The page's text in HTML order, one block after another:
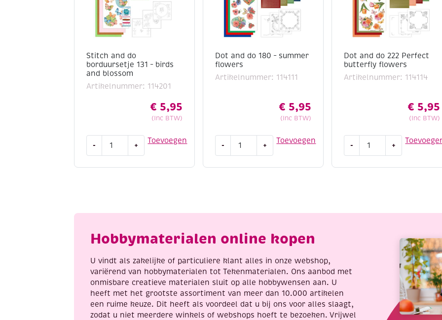
Stitch and do
borduursetje 131 – birds
and blossom
Artikelnummer: 114201
€ 5,95
(Inc BTW)
Toevoegen
-
and
aantal
+
Dot and do 180 – summer
flowers
Artikelnummer: 114111
€ 5,95
(Inc BTW)
Toevoegen
-
aantal
+
Dot and do 222 Perfect
butterfly flowers
Artikelnummer: 114114
€ 5,95
(Inc BTW)
-
aantal
+
Hobbymaterialen online kopen
U vindt als zakelijke of particuliere klant alles in onze webshop,
variërend van hobbymaterialen tot Tekenmaterialen. Ons aanbod met
onmisbare creatieve materialen sluit op alle hobbywensen aan. U
heeft met het grootste assortiment van meer dan 10.000 artikelen
een ruime keuze. Dit heeft als voordeel dat u bij ons voor alles slaagt,
zodat u niet meerdere winkels of webshops hoeft te bezoeken. Vrijwel